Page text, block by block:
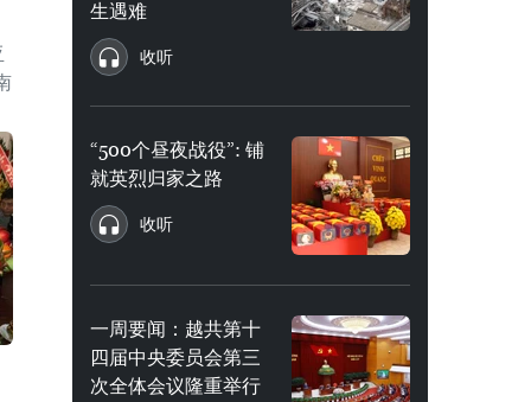
生遇难
收听
“500个昼夜战役”: 铺
就英烈归家之路
收听
一周要闻：越共第十
四届中央委员会第三
次全体会议隆重举行